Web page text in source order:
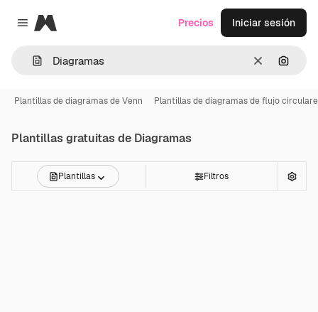
Close menu
Magnific
Borrar
Precios Iniciar sesión
Plantillas de diagramas de Venn Plantillas de diagramas de flujo
Plantillas gratuitas de Diagramas
Plantillas Filtros